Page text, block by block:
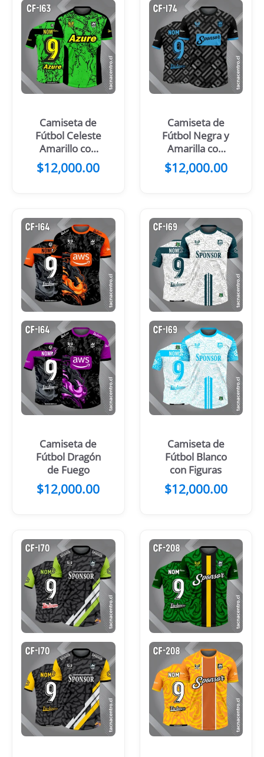
Camiseta de
Fútbol Celeste
Amarillo con
mangas negras
$12,000.00
Camiseta de
Fútbol Negra y
Amarilla con
Patrones
Grises
$12,000.00
Camiseta de
Fútbol Dragón
de Fuego
$12,000.00
Camiseta de
Fútbol Blanco
con Figuras
$12,000.00